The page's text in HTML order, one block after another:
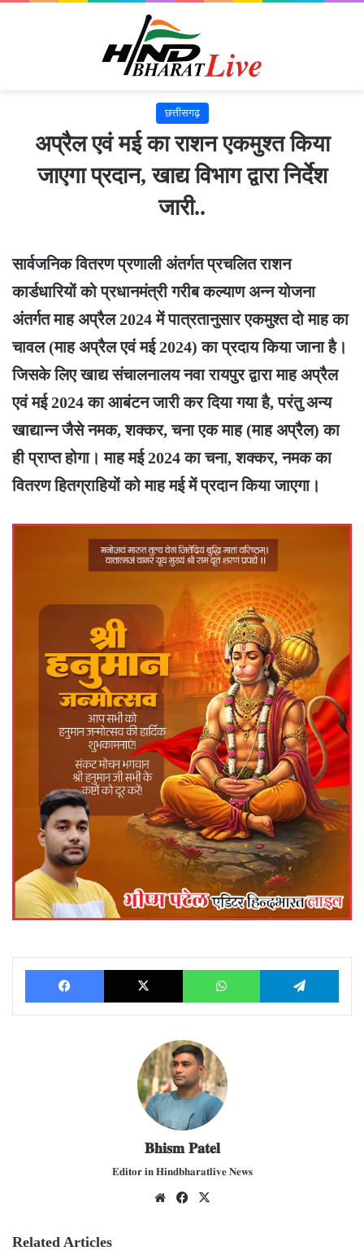
छत्तीसगढ़
अप्रैल एवं मई का राशन एकमुश्त किया
जाएगा प्रदान, खाद्य विभाग द्वारा निर्देश
जारी..
सार्वजनिक वितरण प्रणाली अंतर्गत प्रचलित राशन
कार्डधारियों को प्रधानमंत्री गरीब कल्याण अन्न योजना
अंतर्गत माह अप्रैल 2024 में पात्रतानुसार एकमुश्त दो माह का
चावल (माह अप्रैल एवं मई 2024) का प्रदाय किया जाना है।
जिसके लिए खाद्य संचालनालय नवा रायपुर द्वारा माह अप्रैल
एवं मई 2024 का आबंटन जारी कर दिया गया है, परंतु अन्य
खाद्यान्न जैसे नमक, शक्कर, चना एक माह (माह अप्रैल) का
ही प्राप्त होगा। माह मई 2024 का चना, शक्कर, नमक का
वितरण हितग्राहियों को माह मई में प्रदान किया जाएगा।
Facebook X WhatsApp
𝐁𝐡𝐢𝐬𝐦 𝐏𝐚𝐭𝐞𝐥
𝐄𝐝𝐢𝐭𝐨𝐫 𝐢𝐧 𝐇𝐢𝐧𝐝𝐛𝐡𝐚𝐫𝐚𝐭𝐥𝐢𝐯𝐞 𝐍𝐞𝐰𝐬
We
Fac
Related Articles